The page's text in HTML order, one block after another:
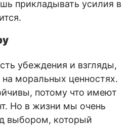
прикладывать усилия в
убеждения и взгляды,
моральных ценностях.
потому что имеют
Но в жизни мы очень
выбором, который